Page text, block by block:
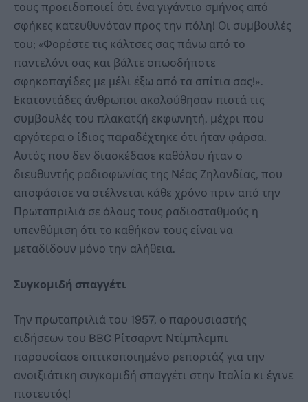
τους προειδοποιεί ότι ένα γιγάντιο σμήνος από
σφήκες κατευθυνόταν προς την πόλη! Οι συμβουλές
του; «Φορέστε τις κάλτσες σας πάνω από το
παντελόνι σας και βάλτε οπωσδήποτε
σφηκοπαγίδες με μέλι έξω από τα σπίτια σας!».
Εκατοντάδες άνθρωποι ακολούθησαν πιστά τις
συμβουλές του πλακατζή εκφωνητή, μέχρι που
αργότερα ο ίδιος παραδέχτηκε ότι ήταν φάρσα.
Αυτός που δεν διασκέδασε καθόλου ήταν ο
διευθυντής ραδιοφωνίας της Νέας Ζηλανδίας, που
αποφάσισε να στέλνεται κάθε χρόνο πριν από την
Πρωταπριλιά σε όλους τους ραδιοσταθμούς η
υπενθύμιση ότι το καθήκον τους είναι να
μεταδίδουν μόνο την αλήθεια.
Συγκομιδή σπαγγέτι
Την πρωταπριλιά του 1957, ο παρουσιαστής
ειδήσεων του BBC Ρίτσαρντ Ντίμπλεμπι
παρουσίασε οπτικοποιημένο ρεπορτάζ για την
ανοιξιάτικη συγκομιδή σπαγγέτι στην Ιταλία κι έγινε
πιστευτός!